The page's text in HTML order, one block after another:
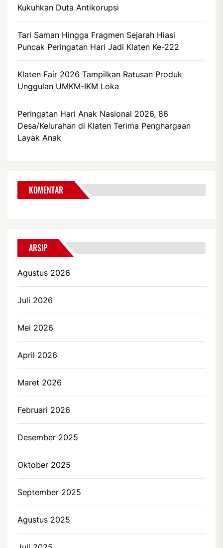
Kukuhkan Duta Antikorupsi
Tari Saman Hingga Fragmen Sejarah Hiasi
Puncak Peringatan Hari Jadi Klaten Ke-222
Klaten Fair 2026 Tampilkan Ratusan Produk
Unggulan UMKM-IKM Loka
Peringatan Hari Anak Nasional 2026, 86
Desa/Kelurahan di Klaten Terima Penghargaan
Layak Anak
KOMENTAR
ARSIP
Agustus 2026
Juli 2026
Mei 2026
April 2026
Maret 2026
Februari 2026
Desember 2025
Oktober 2025
September 2025
Agustus 2025